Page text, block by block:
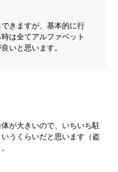
きますが、基本的に行
は全てアルファベット
いと思います。
が大きいので、いちいち駐
うくらいだと思います（盗